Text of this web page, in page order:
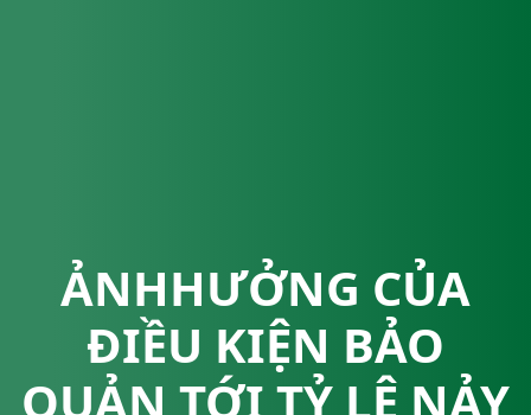
ẢNHHƯỞNG CỦA
ĐIỀU KIỆN BẢO
QUẢN TỚI TỶ LỆ NẢY